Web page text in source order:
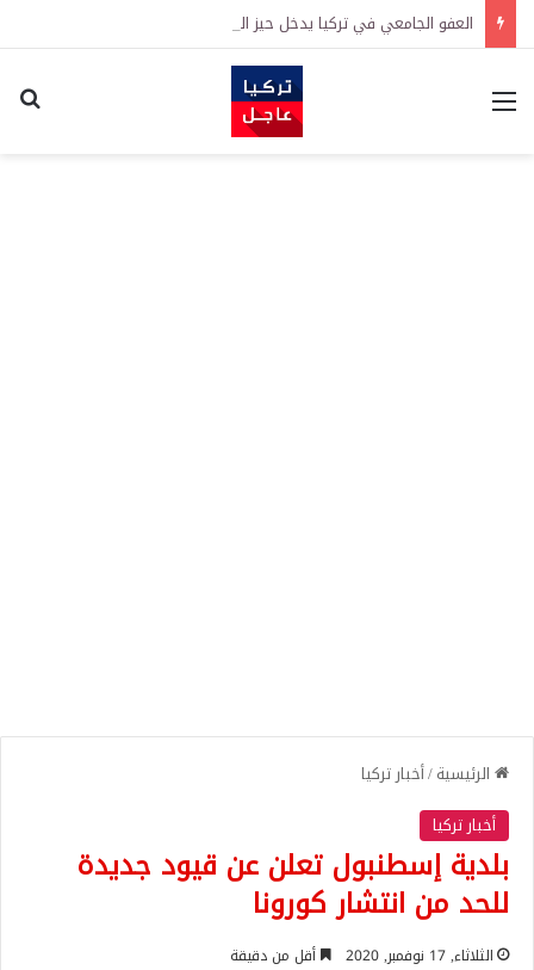
العفو الجامعي في تركيا يدخل حيز التنفيذ رسمياً
القائمة
الرئيسية/أخبار تركيا
أخبار تركيا
بلدية إسطنبول تعلن عن قيود جديدة
للحد من انتشار كورونا
الثلاثاء, 17 نوفمبر, 2020 أقل من دقيقة